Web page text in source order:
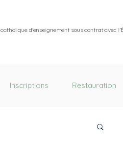
d'enseignement sous contrat avec
Inscriptions Restauration